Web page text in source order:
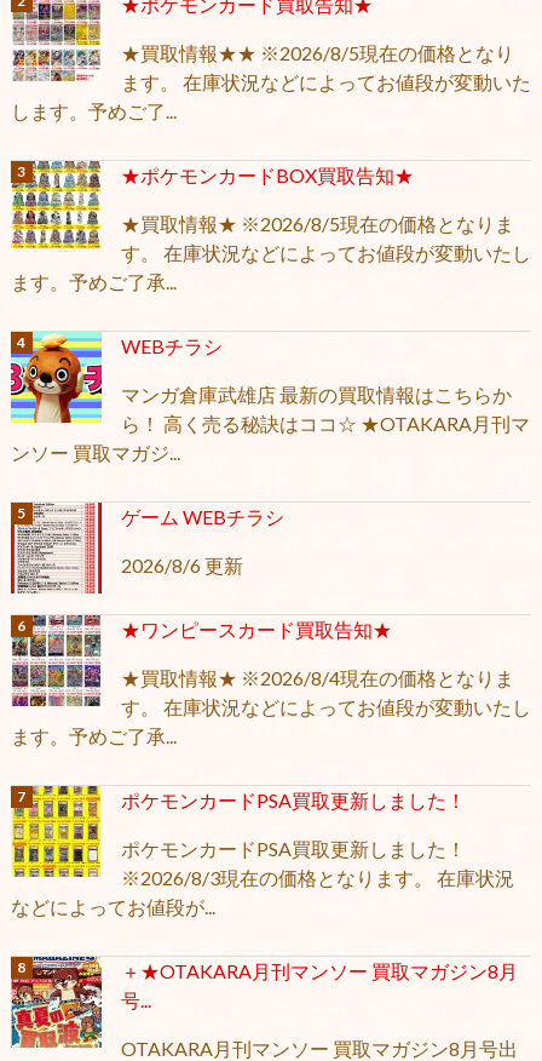
★買取情報★★ ※2026/8/5現在の価格となり
ます。 在庫状況などによってお値段が変動いた
します。予めご了...
★ポケモンカードBOX買取告知★
★買取情報★ ※2026/8/5現在の価格となりま
す。 在庫状況などによってお値段が変動いたし
ます。予めご了承...
WEBチラシ
マンガ倉庫武雄店 最新の買取情報はこちらか
ら！ 高く売る秘訣はココ☆ ★OTAKARA月刊マ
ンソー 買取マガジ...
ゲーム WEBチラシ
2026/8/6 更新
★ワンピースカード買取告知★
★買取情報★ ※2026/8/4現在の価格となりま
す。 在庫状況などによってお値段が変動いたし
ます。予めご了承...
ポケモンカードPSA買取更新しました！
ポケモンカードPSA買取更新しました！
※2026/8/3現在の価格となります。 在庫状況
などによってお値段が...
＋★OTAKARA月刊マンソー 買取マガジン8月
号...
OTAKARA月刊マンソー 買取マガジン8月号出